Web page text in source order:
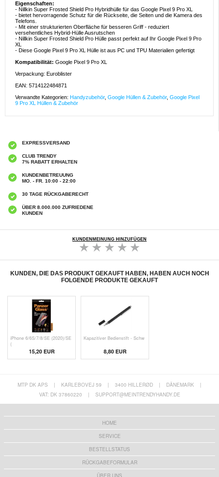
Eigenschaften:
- Nillkin Super Frosted Shield Pro Hybridhülle für das Google Pixel 9 Pro XL
- bietet hervorragende Schutz für die Rückseite, die Seiten und die Kamera des
Telefons.
- Mit einer strukturierten Oberfläche für besseren Griff - reduziert
versehentliches Hybrid-Hülle Ausrutschen
- Nillkin Super Frosted Shield Pro Hülle passt perfekt auf Ihr Google Pixel 9 Pro
XL
- Diese Google Pixel 9 Pro XL Hülle ist aus PC und TPU Materialien gefertigt
Kompatibilität: Google Pixel 9 Pro XL
Verpackung: Euroblister
EAN: 5714122484871
Verwandte Kategorien: Handyzubehör, Google Hüllen & Zubehör, Google Pixel
9 Pro XL Hüllen & Zubehör
EXPRESSVERSAND
CLUB TRENDY
7% RABATT ERHALTEN
KUNDENBETREUUNG
MO. - FR. 10:00 - 22:00
30 TAGE RÜCKGABERECHT
ÜBER 8.000.000 ZUFRIEDENE
KUNDEN
KUNDENMEINUNG HINZUFÜGEN
KUNDEN, DIE DAS PRODUKT GEKAUFT HABEN, HABEN AUCH NOCH
FOLGENDE PRODUKTE GEKAUFT
iPhone 6/6S/7/8/SE (2020)/SE
(
15,20 EUR
Kapazitiver Bedienstift - Schw
8,80 EUR
MTP DK APS | KARLEBOVEJ 59 | 3400 HILLERØD | DÄNEMARK
|
VAT: DK 37860220
| SUPPORT@MEINTRENDYHANDY.DE
HOME
SERVICE
BESTELLSTATUS
RÜCKGABEFORMULAR